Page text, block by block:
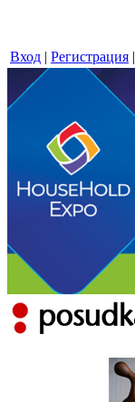
Вход | Регистрация |